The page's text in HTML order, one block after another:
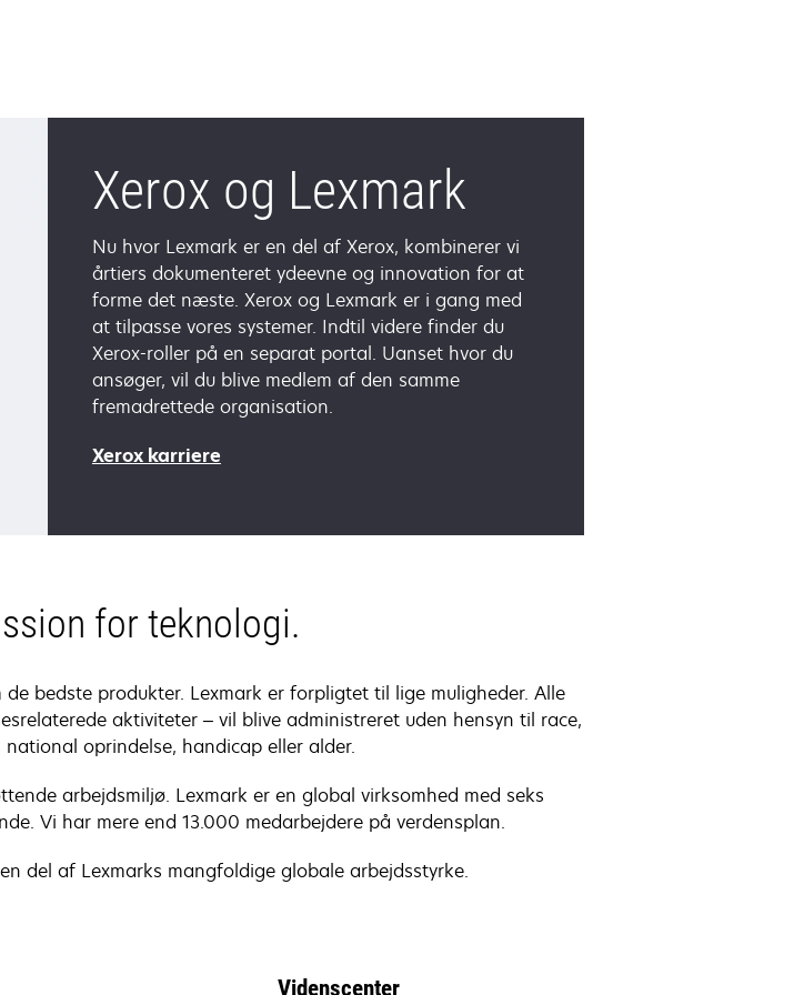
Xerox og Lexmark
Nu hvor Lexmark er en del af Xerox, kombinerer vi
årtiers dokumenteret ydeevne og innovation for at
forme det næste. Xerox og Lexmark er i gang med
at tilpasse vores systemer. Indtil videre finder du
Xerox-roller på en separat portal. Uanset hvor du
ansøger, vil du blive medlem af den samme
fremadrettede organisation.
Xerox karriereopens
new
for teknologi.
bedste produkter. Lexmark er forpligtet til lige muligheder. Alle
aktiviteter – vil blive administreret uden hensyn til race,
oprindelse, handicap eller alder.
arbejdsmiljø. Lexmark er en global virksomhed med seks
Vi har mere end 13.000 medarbejdere på verdensplan.
del af Lexmarks mangfoldige globale arbejdsstyrke.
Videnscenter